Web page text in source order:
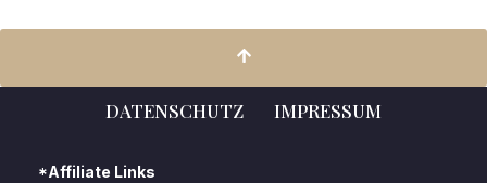
DATENSCHUTZ IMPRESSUM
*Affiliate Links